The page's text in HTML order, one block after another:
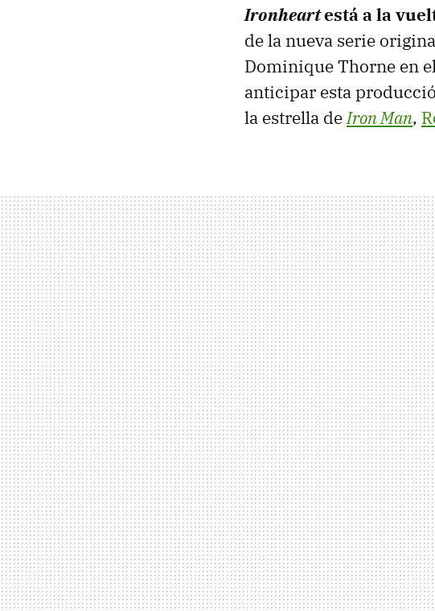
Ironheartestá a la
de la nueva serie
Dominique Thorne en
anticipar esta
la estrella deIron Man,